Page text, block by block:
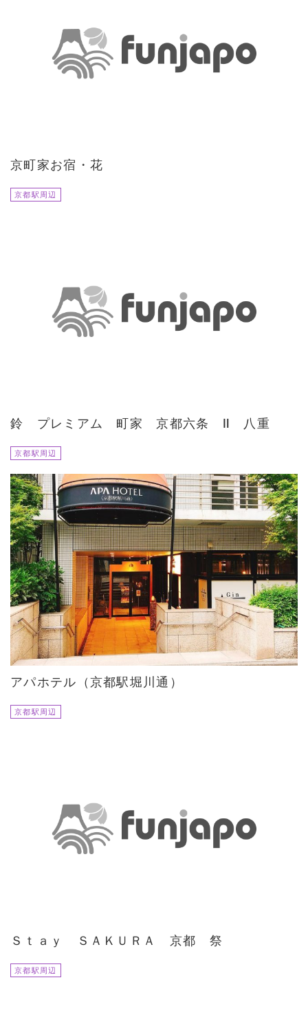
京町家お宿・花
京都駅周辺
鈴 プレミアム 町家 京都六条 Ⅱ 八重
京都駅周辺
アパホテル（京都駅堀川通）
京都駅周辺
Ｓｔａｙ ＳＡＫＵＲＡ 京都 祭
京都駅周辺